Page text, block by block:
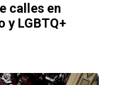
calles en
y LGBTQ+